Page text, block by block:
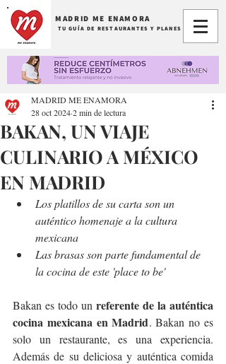
MADRID ME ENAMORA
TU GUÍA DE RESTAURANTES Y PLANES
BAKAN, UN VIAJE
CULINARIO A MÉXICO
EN MADRID
MADRID ME ENAMORA
28 oct 20242 min de lectura
Los platillos de su carta son un
auténtico homenaje a la cultura
mexicana
Las brasas son parte fundamental de
la cocina de este 'place to be'
Bakan es todo un referente de la auténtica
cocina mexicana en Madrid. Bakan no es
solo un restaurante, es una experiencia.
Además de su deliciosa y auténtica comida